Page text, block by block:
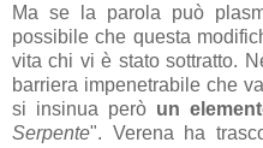
Ma se la parola può
possibile che questa
vita chi vi è stato sottratto.
barriera impenetrabile che
si insinua però un
Serpente". Verena ha